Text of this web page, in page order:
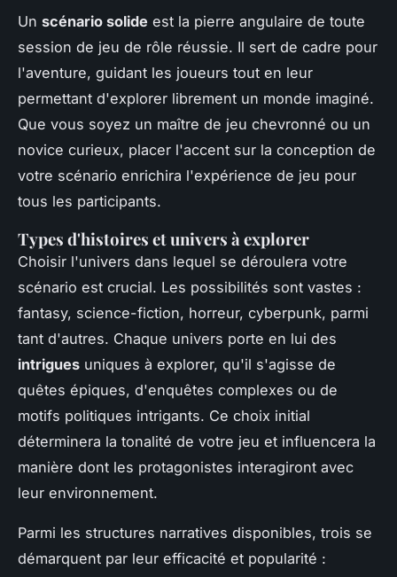
Un scénario solide est la pierre angulaire de toute
session de jeu de rôle réussie. Il sert de cadre pour
l'aventure, guidant les joueurs tout en leur
permettant d'explorer librement un monde imaginé.
Que vous soyez un maître de jeu chevronné ou un
novice curieux, placer l'accent sur la conception de
votre scénario enrichira l'expérience de jeu pour
tous les participants.
Types d'histoires et univers à explorer
Choisir l'univers dans lequel se déroulera votre
scénario est crucial. Les possibilités sont vastes :
fantasy, science-fiction, horreur, cyberpunk, parmi
tant d'autres. Chaque univers porte en lui des
intrigues uniques à explorer, qu'il s'agisse de
quêtes épiques, d'enquêtes complexes ou de
motifs politiques intrigants. Ce choix initial
déterminera la tonalité de votre jeu et influencera la
manière dont les protagonistes interagiront avec
leur environnement.
Parmi les structures narratives disponibles, trois se
démarquent par leur efficacité et popularité :